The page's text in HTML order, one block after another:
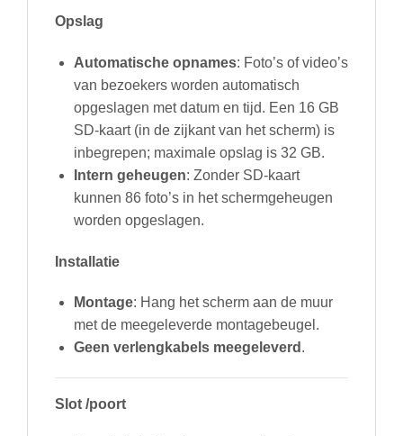
Opslag
Automatische opnames: Foto’s of video’s
van bezoekers worden automatisch
opgeslagen met datum en tijd. Een 16 GB
SD-kaart (in de zijkant van het scherm) is
inbegrepen; maximale opslag is 32 GB.
Intern geheugen: Zonder SD-kaart
kunnen 86 foto’s in het schermgeheugen
worden opgeslagen.
Installatie
Montage: Hang het scherm aan de muur
met de meegeleverde montagebeugel.
Geen verlengkabels meegeleverd .
Slot /poort